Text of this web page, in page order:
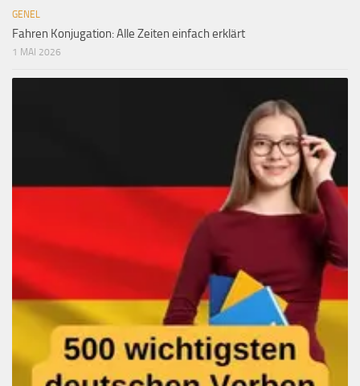
GENEL
Fahren Konjugation: Alle Zeiten einfach erklärt
1 MAI 2026